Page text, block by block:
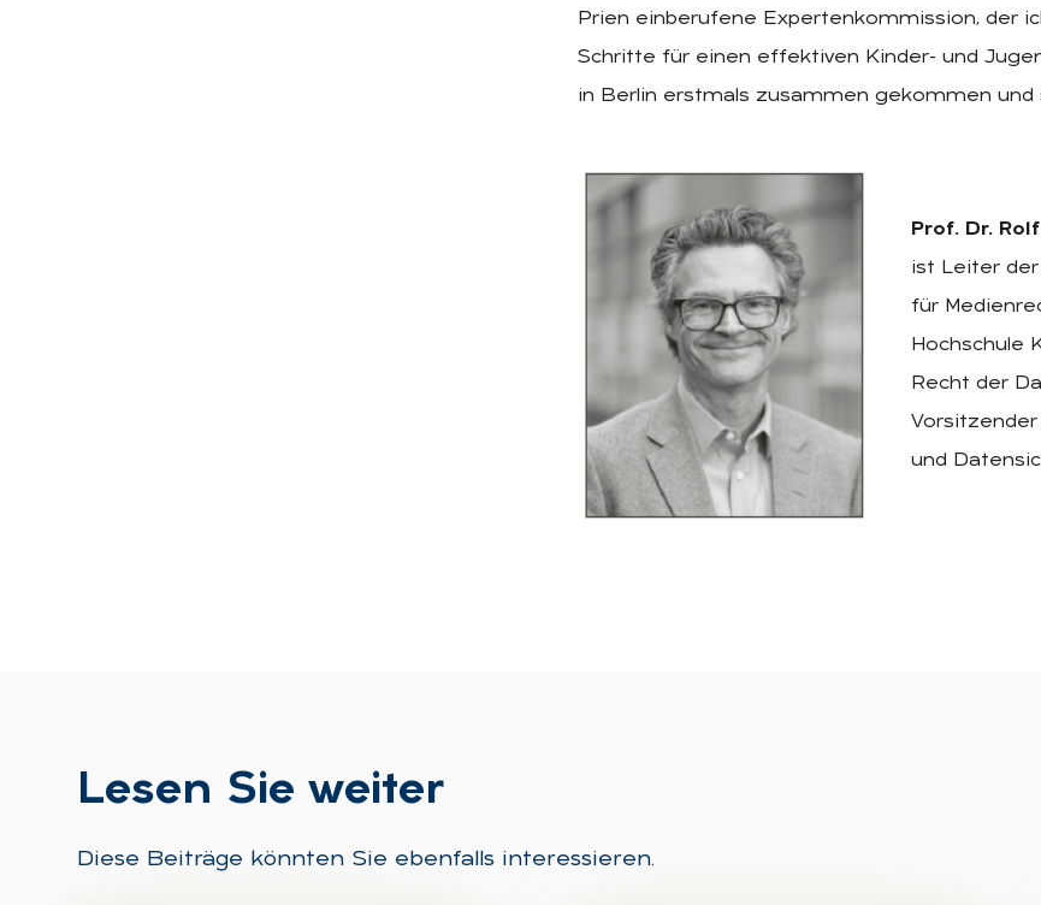
Prien einberufene Expertenkommission, der
Schritte für einen effektiven Kinder- und
in Berlin erstmals zusammen gekommen
Prof. Dr.
ist Leiter
für
Hochschule
Recht der
und
Le­sen Sie wei­ter
Diese Beiträge könnten Sie ebenfalls interessieren.